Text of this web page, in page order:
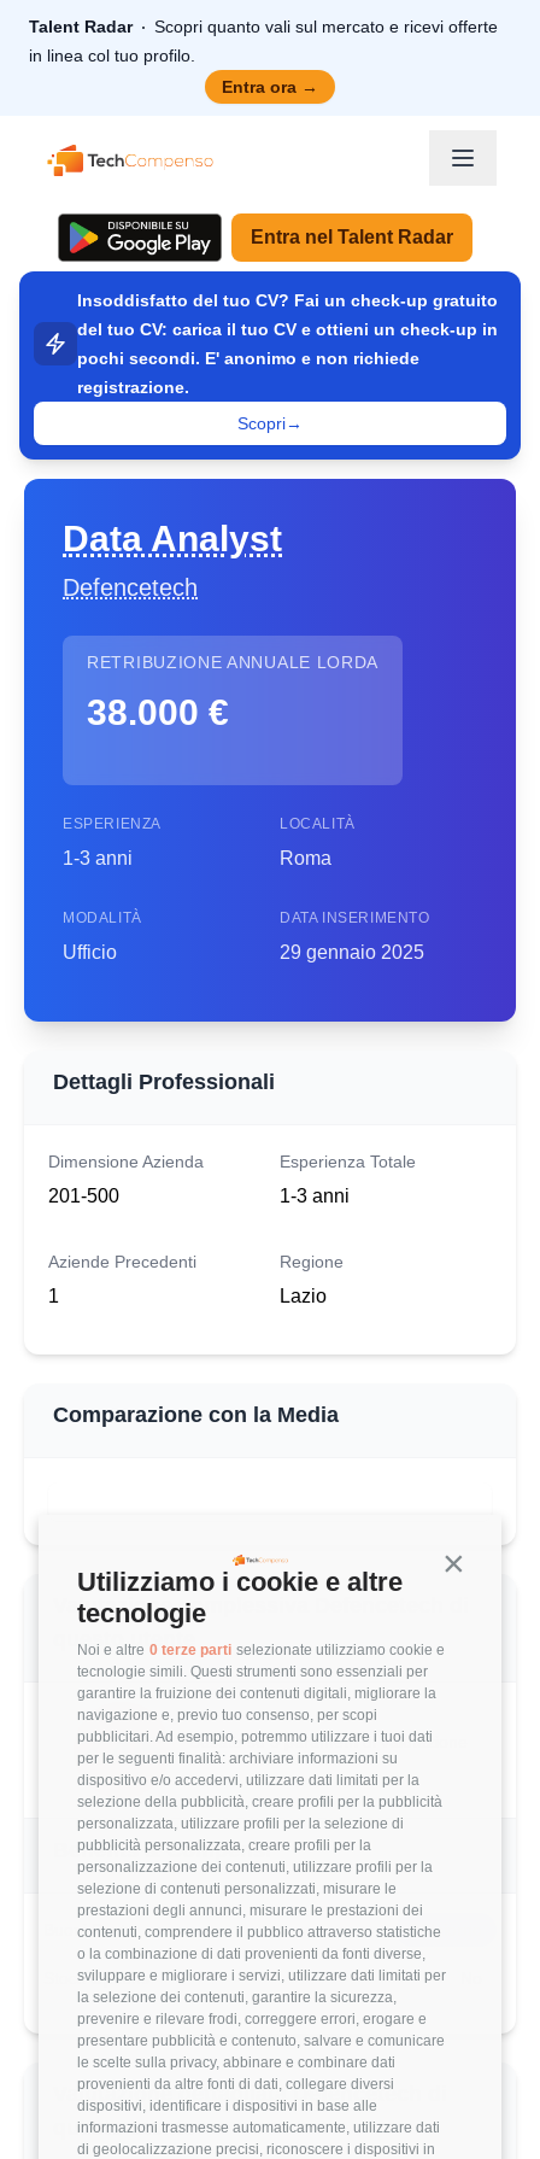
Continua
Utilizziamo i cookie e altre
tecnologie
Noi e altre 0 terze parti selezionate utilizziamo cookie e
tecnologie simili. Questi strumenti sono essenziali per
garantire la fruizione dei contenuti digitali, migliorare la
navigazione e, previo tuo consenso, per scopi
pubblicitari. Ad esempio, potremmo utilizzare i tuoi dati
per le seguenti finalità: archiviare informazioni su
dispositivo e/o accedervi, utilizzare dati limitati per la
selezione della pubblicità, creare profili per la pubblicità
personalizzata, utilizzare profili per la selezione di
pubblicità personalizzata, creare profili per la
personalizzazione dei contenuti, utilizzare profili per la
selezione di contenuti personalizzati, misurare le
prestazioni degli annunci, misurare le prestazioni dei
contenuti, comprendere il pubblico attraverso statistiche
o la combinazione di dati provenienti da fonti diverse,
sviluppare e migliorare i servizi, utilizzare dati limitati per
la selezione dei contenuti, garantire la sicurezza,
prevenire e rilevare frodi, correggere errori, erogare e
presentare pubblicità e contenuto, salvare e comunicare
le scelte sulla privacy, abbinare e combinare dati
provenienti da altre fonti di dati, collegare diversi
dispositivi, identificare i dispositivi in base alle
informazioni trasmesse automaticamente, utilizzare dati
di geolocalizzazione precisi, riconoscere i dispositivi in
Talent Radar
Scopri quanto vali sul mercato e ricevi offerte
in linea col tuo profilo.
Entra ora →
TechCompenso
Entra nel Talent Radar
Insoddisfatto del tuo CV? Fai un check-up gratuito
del tuo CV: carica il tuo CV e ottieni un check-up in
pochi secondi. E' anonimo e non richiede
registrazione.
Scopri→
Data Analyst
Defencetech
RETRIBUZIONE ANNUALE LORDA
38.000 €
ESPERIENZA
1-3 anni
LOCALITÀ
Roma
MODALITÀ
Ufficio
DATA INSERIMENTO
29 gennaio 2025
Dettagli Professionali
Dimensione Azienda
201-500
Esperienza Totale
1-3 anni
Aziende Precedenti
1
Regione
Lazio
Comparazione con la Media
Valutazione complessiva Defencetech di
questo utente
2.4/5 Basato su 5 parametri di valutazione
Benefits & Compensi
Buoni Pasto 8€/giorno
Stock Options
Valutazione dettagliata Defencetech di
questo utente